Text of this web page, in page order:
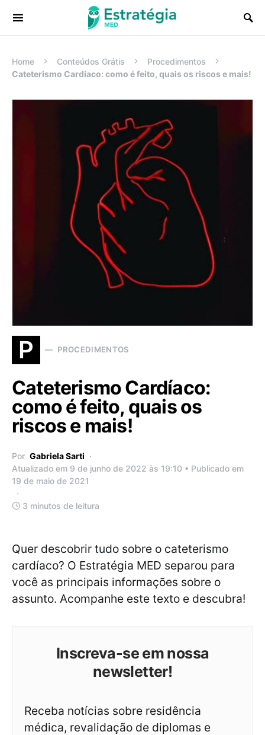
Procurar:
Home Conteúdos Grátis
Procedimentos
Cateterismo Cardíaco: como é feito, quais os riscos e mais!
P PROCEDIMENTOS
Cateterismo Cardíaco:
como é feito, quais os
riscos e mais!
Por Gabriela Sarti
Atualizado em 9 de junho de 2022 às 19:10 • Publicado em
19 de maio de 2021
3 minutos de leitura
Quer descobrir tudo sobre o cateterismo
cardíaco? O Estratégia MED separou para
você as principais informações sobre o
assunto. Acompanhe este texto e descubra!
Inscreva-se em nossa
newsletter!
Receba notícias sobre residência
médica, revalidação de diplomas e